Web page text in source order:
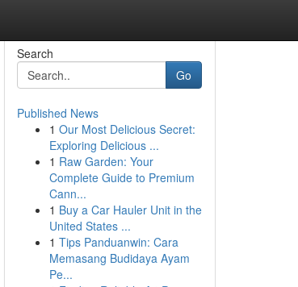
Search
Go
Published News
1 Our Most Delicious Secret:
Exploring Delicious ...
1 Raw Garden: Your
Complete Guide to Premium
Cann...
1 Buy a Car Hauler Unit in the
United States ...
1 Tips Panduanwin: Cara
Memasang Budidaya Ayam
Pe...